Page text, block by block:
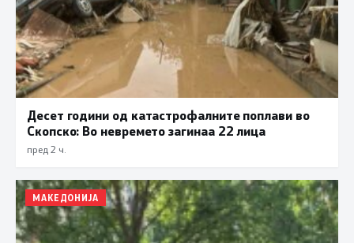
Десет години од катастрофалните поплави во
Скопско: Во невремето загинаа 22 лица
пред 2 ч.
МАКЕДОНИЈА